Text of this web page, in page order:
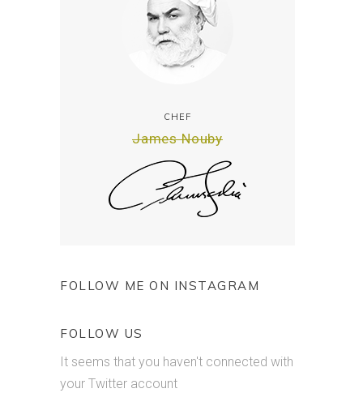
CHEF
James Nouby
FOLLOW ME ON INSTAGRAM
FOLLOW US
It seems that you haven't connected with
your Twitter account